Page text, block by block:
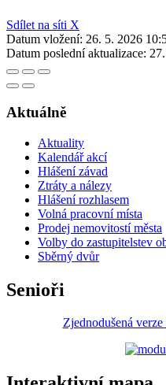
Sdílet na síti X
Datum vložení: 26. 5. 2026
Datum poslední aktualizace:
Aktuálně
Aktuality
Kalendář akcí
Hlášení závad
Ztráty a nálezy
Hlášení rozhlasem
Volná pracovní místa
Prodej nemovitostí města
Volby do zastupitelstev
Sběrný dvůr
Senioři
Zjednodušená